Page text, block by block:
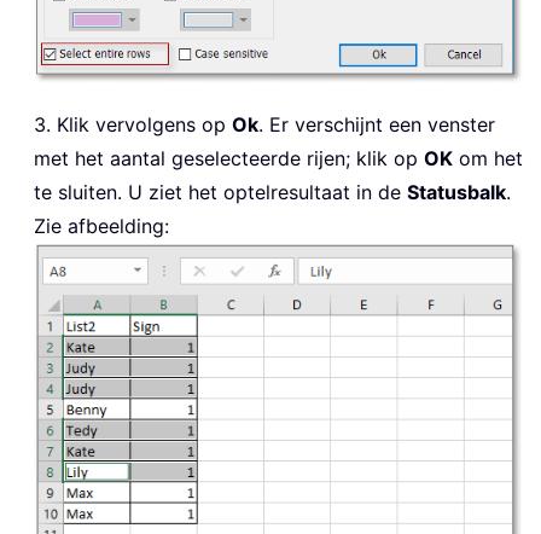
3. Klik vervolgens op Ok. Er verschijnt een venster
met het aantal geselecteerde rijen; klik op OK om het
te sluiten. U ziet het optelresultaat in de Statusbalk.
Zie afbeelding: